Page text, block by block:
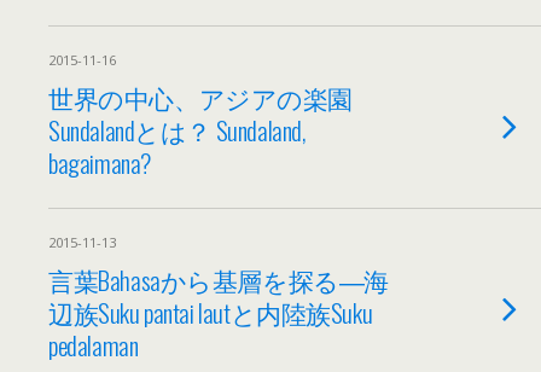
2015-11-16
世界の中心、アジアの楽園
Sundalandとは？ Sundaland,
bagaimana?
2015-11-13
言葉Bahasaから基層を探る―海
辺族Suku pantai lautと内陸族Suku
pedalaman